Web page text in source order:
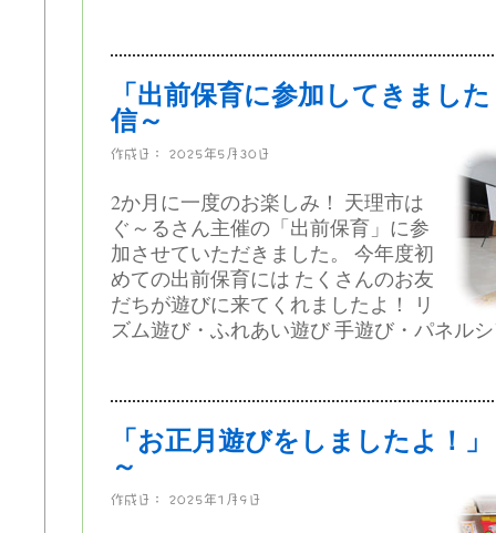
「出前保育に参加してきまし
信～
作成日： 2025年5月30日
2か月に一度のお楽しみ！ 天理市は
ぐ～るさん主催の「出前保育」に参
加させていただきました。 今年度初
めての出前保育には たくさんのお友
だちが遊びに来てくれましたよ！ リ
ズム遊び・ふれあい遊び 手遊び・パネル
「お正月遊びをしましたよ！
～
作成日： 2025年1月9日